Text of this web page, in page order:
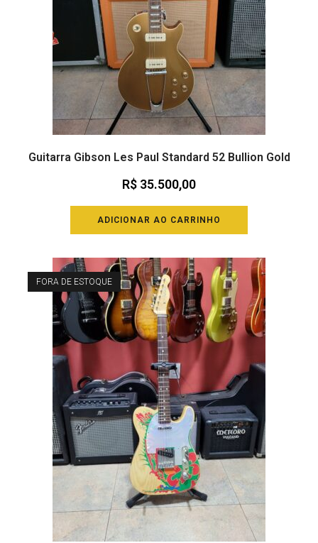
Guitarra Gibson Les Paul Standard 52 Bullion Gold
R$ 35.500,00
ADICIONAR AO CARRINHO
FORA DE ESTOQUE